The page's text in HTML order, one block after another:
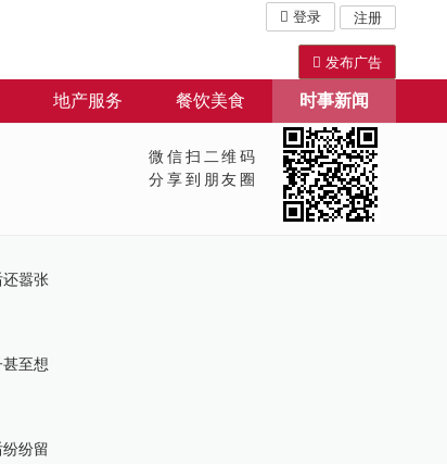
登录 注册
发布广告
地产服务 餐饮美食 时事新闻
微信扫二维码
分享到朋友圈
嚣张
至想
纷留